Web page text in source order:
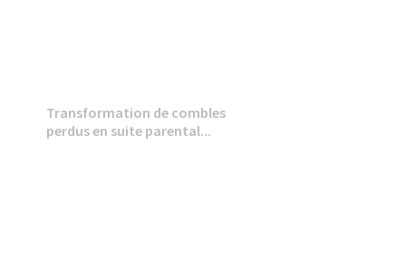
Transformation de combles
perdus en suite parental...